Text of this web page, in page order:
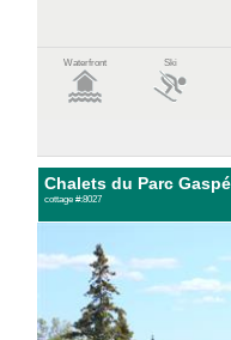
Waterfront Ski
Chalets du Parc
cottage #:8027